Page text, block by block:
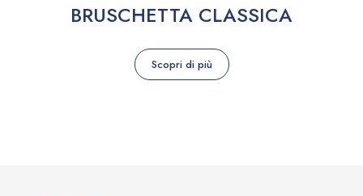
BRUSCHETTA CLASSICA
Scopri di più